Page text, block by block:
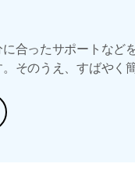
合ったサポートなど
そのうえ、すばやく